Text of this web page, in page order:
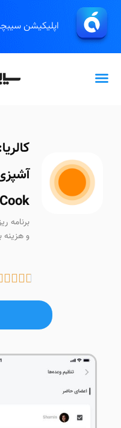
اپلیکیشن
برنامه
و هزینه
